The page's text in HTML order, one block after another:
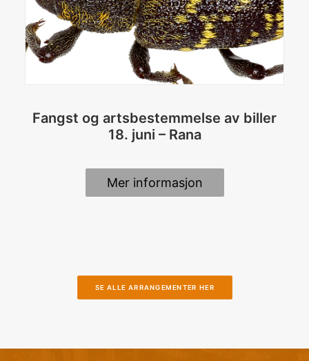
Fangst og artsbestemmelse av biller
18. juni – Rana
Mer informasjon
SE ALLE ARRANGEMENTER HER